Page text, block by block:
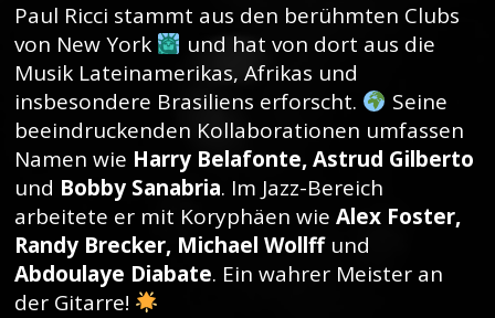
Paul Ricci stammt aus den berühmten Clubs
von New York
und hat von dort aus die
Musik Lateinamerikas, Afrikas und
insbesondere Brasiliens erforscht.
Seine
beeindruckenden Kollaborationen umfassen
Namen wie Harry Belafonte, Astrud Gilberto
und Bobby Sanabria. Im Jazz-Bereich
arbeitete er mit Koryphäen wie Alex Foster,
Randy Brecker, Michael Wollffund
Abdoulaye Diabate. Ein wahrer Meister an
der Gitarre!